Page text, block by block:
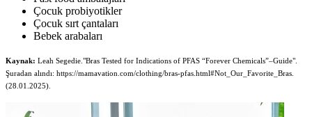
Çocuk probiyotikler
Çocuk sırt çantaları
Bebek arabaları
Kaynak: Leah Segedie."Bras Tested for Indications of PFAS “Forever Chemicals”–Guide".
Şuradan alındı: https://mamavation.com/clothing/bras-pfas.html#Not_Our_Favorite_Bras.
(28.01.2025).